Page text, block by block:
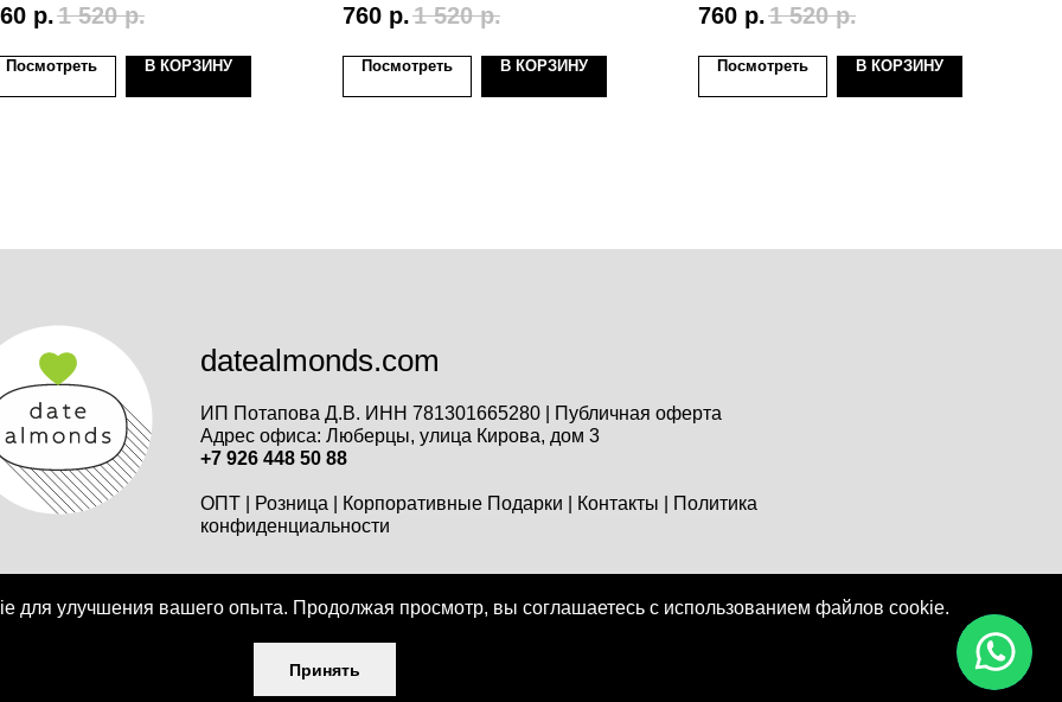
окрашенный Анчаном, .
цвета может немного
р.1 520 р.
Посмотреть В КОРЗИНУ
(alc 0.05%)
760 р.1 520 р.
Посмотреть В КОРЗИНУ
молотый, цедра апельсина.
760 р.1 520 р.
Посмотреть В КОРЗИНУ
для улучшения вашего опыта. Продолжая просмотр, вы соглашаетесь с использованием файлов cookie.
Принять
datealmonds.com
ИП Потапова Д.В. ИНН 781301665280 |
Публичная оферта
Адрес офиса: Люберцы, улица Кирова, дом 3
+7 926 448 50 88
ОПТ Розница Корпоративные Подарки Контакты
Политика
конфиденциальности